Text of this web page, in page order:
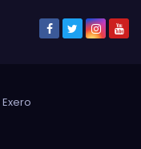
Exero